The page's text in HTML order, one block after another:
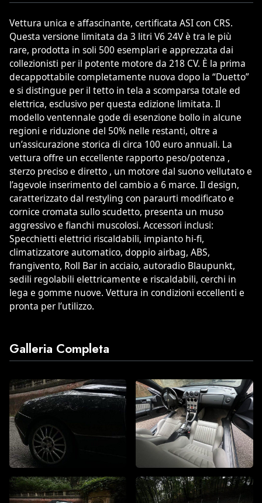
Vettura unica e affascinante, certificata ASI con CRS.
Questa versione limitata da 3 litri V6 24V è tra le più
rare, prodotta in soli 500 esemplari e apprezzata dai
collezionisti per il potente motore da 218 CV. È la prima
decappottabile completamente nuova dopo la “Duetto”
e si distingue per il tetto in tela a scomparsa totale ed
elettrica, esclusivo per questa edizione limitata. Il
modello ventennale gode di esenzione bollo in alcune
regioni e riduzione del 50% nelle restanti, oltre a
un’assicurazione storica di circa 100 euro annuali. La
vettura offre un eccellente rapporto peso/potenza ,
sterzo preciso e diretto , un motore dal suono vellutato e
l’agevole inserimento del cambio a 6 marce. Il design,
caratterizzato dal restyling con paraurti modificato e
cornice cromata sullo scudetto, presenta un muso
aggressivo e fianchi muscolosi. Accessori inclusi:
Specchietti elettrici riscaldabili, impianto hi-fi,
climatizzatore automatico, doppio airbag, ABS,
frangivento, Roll Bar in acciaio, autoradio Blaupunkt,
sedili regolabili elettricamente e riscaldabili, cerchi in
lega e gomme nuove. Vettura in condizioni eccellenti e
pronta per l’utilizzo.
Galleria Completa